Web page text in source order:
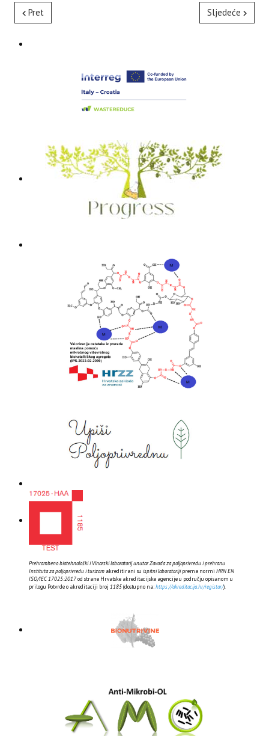
Pret Sljedeće
Prehrambeno biotehnološki i Vinarski laboratorij unutar Zavoda za poljoprivredu i prehranu
Instituta za poljoprivredu i turizam akreditirani su ispitni laboratorijiprema normi HRN EN
ISO/IEC 17025:2017od strane Hrvatske akreditacijske agencije u području opisanom u
prilogu Potvrde o akreditaciji broj 1185(dostupno na:https://akreditacija.hr/registar/).